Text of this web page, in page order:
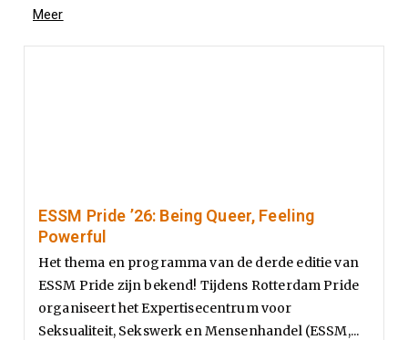
Meer
ESSM Pride ’26: Being Queer, Feeling
Powerful
Het thema en programma van de derde editie van
ESSM Pride zijn bekend! Tijdens Rotterdam Pride
organiseert het Expertisecentrum voor
Seksualiteit, Sekswerk en Mensenhandel (ESSM,...